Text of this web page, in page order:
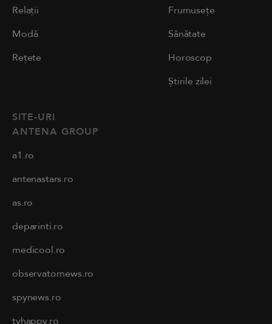
Relații
Modă
Rețete
Frumusețe
Sănătate
Horoscop
Știrile zilei
SITE-URI
ANTENA GROUP
a1.ro
antenastars.ro
as.ro
deparinti.ro
medicool.ro
observatornews.ro
spynews.ro
tvhappy.ro